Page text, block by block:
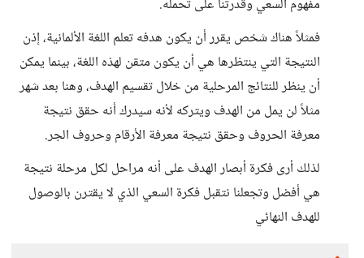
مفهوم السعي وقدرتنا على تحمله.
فمثلاً هناك شخص يقرر أن يكون هدفه تعلم اللغة الألمانية، إذن
النتيجة التي ينتظرها هي أن يكون متقن لهذه اللغة، بينما يمكن
أن ينظر للنتائج المرحلية من خلال تقسيم الهدف، وهنا بعد شهر
مثلاً لن يمل من الهدف ويتركه لأنه سيدرك أنه حقق نتيجة
معرفة الحروف وحقق نتيجة معرفة الأرقام وحروف الجر.
لذلك أرى فكرة أبصار الهدف على أنه مراحل لكل مرحلة نتيجة
هي أفضل وتجعلنا نتقبل فكرة السعي الذي لا يقترن بالوصول
للهدف النهائي